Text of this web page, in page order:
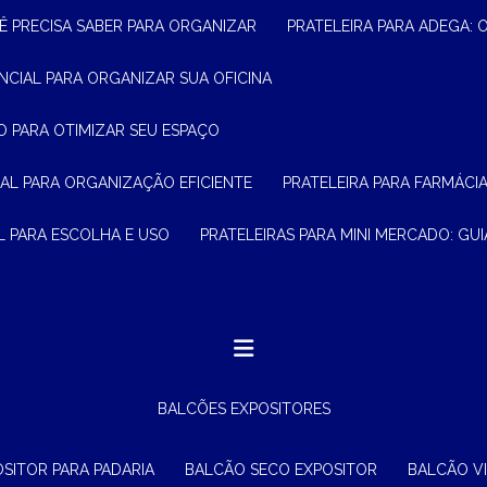
PRECISA SABER PARA ORGANIZAR PRATELEIRA PARA
PARA ORGANIZAR SUA OFICINA
PARA OTIMIZAR SEU ESPAÇO
PARA ORGANIZAÇÃO EFICIENTE PRATELEIRA PARA
PARA ESCOLHA E USO PRATELEIRAS PARA MINI MERCADO:
BALCÕES EXPOSITORES
PARA PADARIA BALCÃO SECO EXPOSITOR BALCÃO